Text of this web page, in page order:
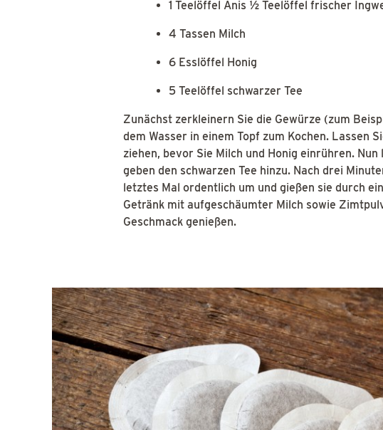
1 Teelöffel Anis ½ Teelöffel frischer
4 Tassen Milch
6 Esslöffel Honig
5 Teelöffel schwarzer Tee
Zunächst zerkleinern Sie die Gewürze (zum
dem Wasser in einem Topf zum Kochen. Lassen
ziehen, bevor Sie Milch und Honig einrühren.
geben den schwarzen Tee hinzu. Nach drei
letztes Mal ordentlich um und gießen sie durch
Getränk mit aufgeschäumter Milch sowie
Geschmack genießen.